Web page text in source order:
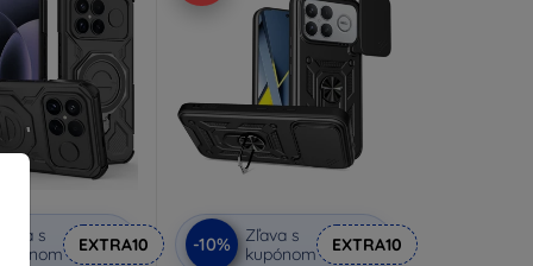
Zľava s
kupónom
EXTRA10 -10%
Zľava s
kupónom
EXTRA10